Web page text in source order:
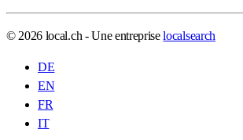
© 2026 local.ch - Une entrepriselocalsearch
DE
EN
FR
IT